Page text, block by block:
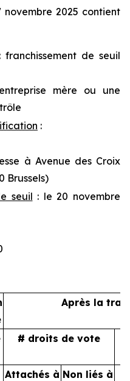
2025 contient
: franchissement de seuil
mère ou une
:
à Avenue des Croix
Brussels)
seuil : le 20 novembre
Après la
# droits de vote
Attachés à Non liés à